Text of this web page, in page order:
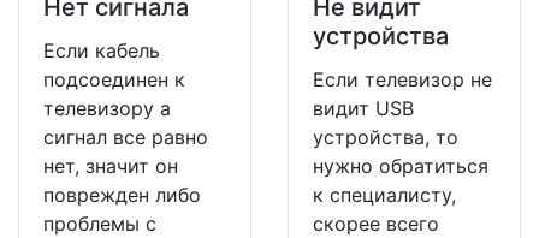
Нет сигнала
Если кабель
подсоединен к
телевизору а
сигнал все равно
нет, значит он
поврежден либо
проблемы с
Не видит
устройства
Если телевизор не
видит USB
устройства, то
нужно обратиться
к специалисту,
скорее всего